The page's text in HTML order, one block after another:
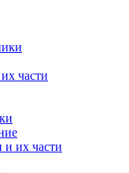
части
и их части